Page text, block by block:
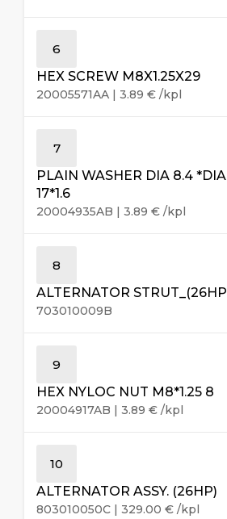
6
HEX SCREW M8X1.25X29
20005571AA | 3.89 € /kpl
7
PLAIN WASHER DIA 8.4 *DIA
17*1.6
20004935AB | 3.89 € /kpl
8
ALTERNATOR STRUT_(26HP
703010009B
9
HEX NYLOC NUT M8*1.25 8
20004917AB | 3.89 € /kpl
10
ALTERNATOR ASSY. (26HP)
803010050C | 329.00 € /kpl